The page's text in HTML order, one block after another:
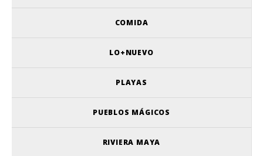
COMIDA
LO+NUEVO
PLAYAS
PUEBLOS MÁGICOS
RIVIERA MAYA